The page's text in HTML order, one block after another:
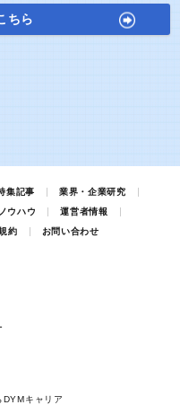
ちら
集記事
業界・企業研究
ノウハウ
運営者情報
約 お問い合わせ
キャリア